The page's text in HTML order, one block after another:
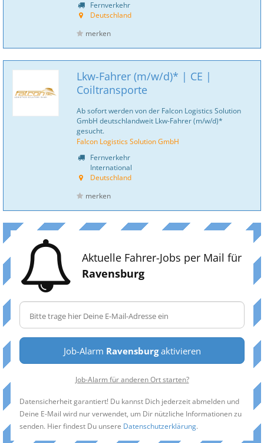
Fernverkehr
Deutschland
merken
Lkw-Fahrer (m/w/d)* | CE |
Coiltransporte
Ab sofort werden von der Falcon Logistics Solution
GmbH deutschlandweit Lkw-Fahrer (m/w/d)*
gesucht.
Falcon Logistics Solution GmbH
Fernverkehr
International
Deutschland
merken
Aktuelle Fahrer-Jobs per Mail für
Ravensburg
Job-Alarm Ravensburgaktivieren
Job-Alarm für anderen Ort starten?
Datensicherheit garantiert! Du kannst Dich jederzeit abmelden und
Deine E-Mail wird nur verwendet, um Dir nützliche Informationen zu
senden. Hier findest Du unsere Datenschutzerklärung.